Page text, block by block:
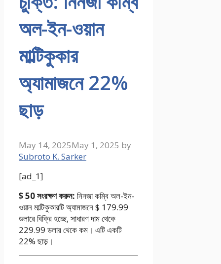
অল-ইন-ওয়ান
মাল্টিকুকার
অ্যামাজনে 22%
ছাড়
May 14, 2025May 1, 2025 by
Subroto K. Sarker
[ad_1]
$ 50 সংরক্ষণ করুন: নিনজা কম্বি অল-ইন-
ওয়ান মাল্টিকুকারটি অ্যামাজনে $ 179.99
ডলারে বিক্রি হচ্ছে, সাধারণ দাম থেকে
229.99 ডলার থেকে কম। এটি একটি
22% ছাড়।